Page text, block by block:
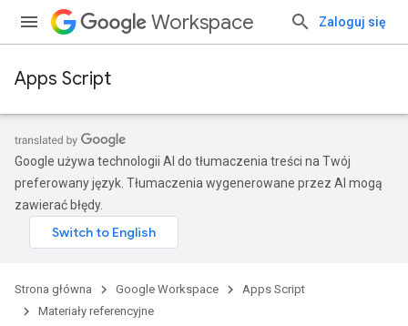
Workspace Zaloguj się
Apps Script
Google używa technologii AI do tłumaczenia treści na Twój
preferowany język. Tłumaczenia wygenerowane przez AI mogą
zawierać błędy.
Strona główna Google Workspace
Apps Script
Materiały referencyjne